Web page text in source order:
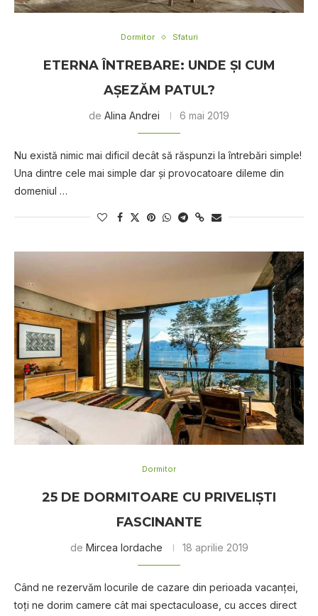
Dormitor Sfaturi
ETERNA ÎNTREBARE: UNDE ŞI CUM
AŞEZĂM PATUL?
de Alina Andrei 6 mai 2019
Nu există nimic mai dificil decât să răspunzi la întrebări simple!
Una dintre cele mai simple dar şi provocatoare dileme din
domeniul …
Dormitor
25 DE DORMITOARE CU PRIVELIŞTI
FASCINANTE
de Mircea Iordache 18 aprilie 2019
Când ne rezervăm locurile de cazare din perioada vacanței,
toți ne dorim camere cât mai spectaculoase, cu acces direct